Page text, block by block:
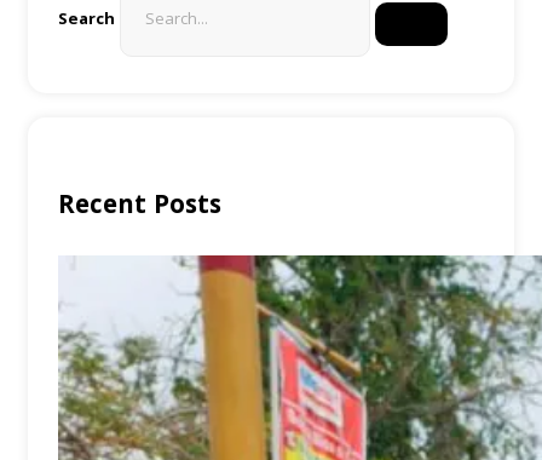
Search
Recent Posts